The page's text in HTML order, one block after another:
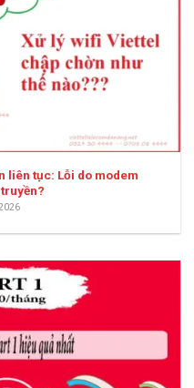
liên tục: Lỗi do modem